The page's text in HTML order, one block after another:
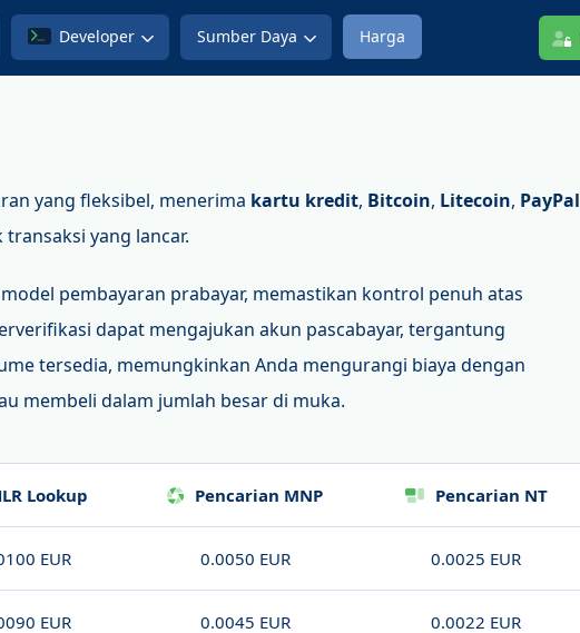
Developer Sumber Daya Harga
yang fleksibel, menerima kartu kredit, Bitcoin, Litecoin, PayPal
transaksi yang lancar.
pembayaran prabayar, memastikan kontrol penuh atas
dapat mengajukan akun pascabayar, tergantung
tersedia, memungkinkan Anda mengurangi biaya dengan
membeli dalam jumlah besar di muka.
Lookup Pencarian MNP Pencarian NT
EUR 0.0050 EUR 0.0025 EUR
EUR 0.0045 EUR 0.0022 EUR